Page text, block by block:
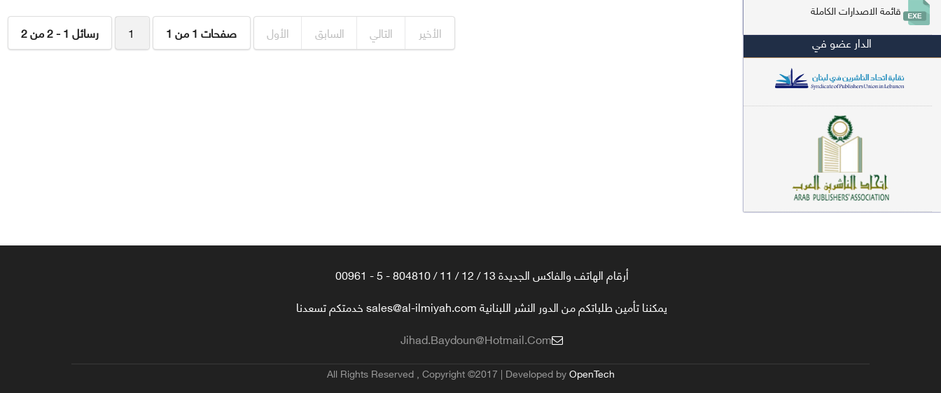
علم كلام (96)
أخلاق وتصوف (91)
سير وتراجم (90)
معاجم لغوية (89)
سيرة نبوية وتصوف (81)
دراسات إسلامية (75)
شعر (72)
علوم قرآن (66)
فقه عام وأحكام فقهية (62)
قائمة الاصدارات الكاملة
الدار عضو في رسائل 1 - 2 من 2 1 صفحات 1 من 1 الأول السابق التالي الأخير
أرقام الهاتف والفاكس الجديدة 13 / 12 / 11 / 804810 - 5 - 00961
يمكننا تأمين طلباتكم من الدور النشر اللبنانية sales@al-ilmiyah.com خدمتكم تسعدنا
Jihad.baydoun@hotmail.com
All Rights Reserved , Copyright ©2017 | Developed byOpenTech